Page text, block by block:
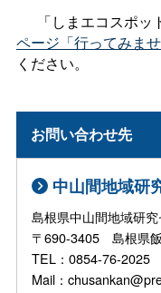
「しまエコスポッ
ページ「行ってみま
ください。
お問い合わせ先
中山間地域研
島根県中山間地域研
〒690-3405 島根県
TEL：0854-76-2025
Mail：